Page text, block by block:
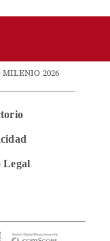
MILENIO 2026
Legal